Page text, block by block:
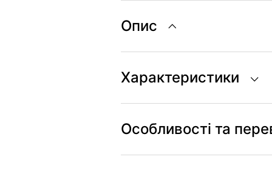
Опис
Характеристики
Особливості та